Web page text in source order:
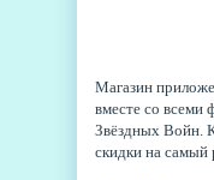
Магазин
вместе со всеми
Звёздных Войн.
скидки на самый